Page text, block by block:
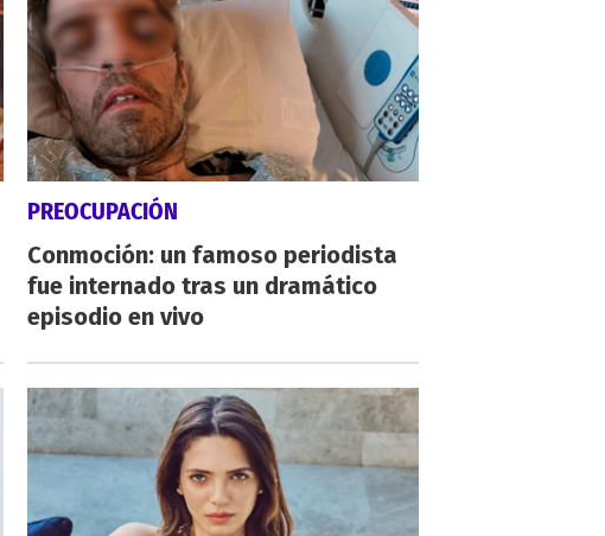
PREOCUPACIÓN
Conmoción: un famoso periodista
fue internado tras un dramático
episodio en vivo